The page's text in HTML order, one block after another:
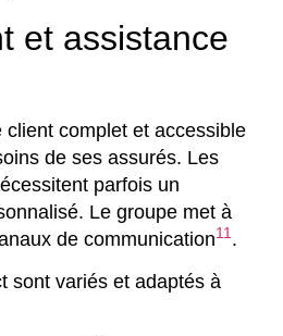
et assistance
complet et accessible
de ses assurés. Les
parfois un
Le groupe met à
de communication11.
sont variés et adaptés à